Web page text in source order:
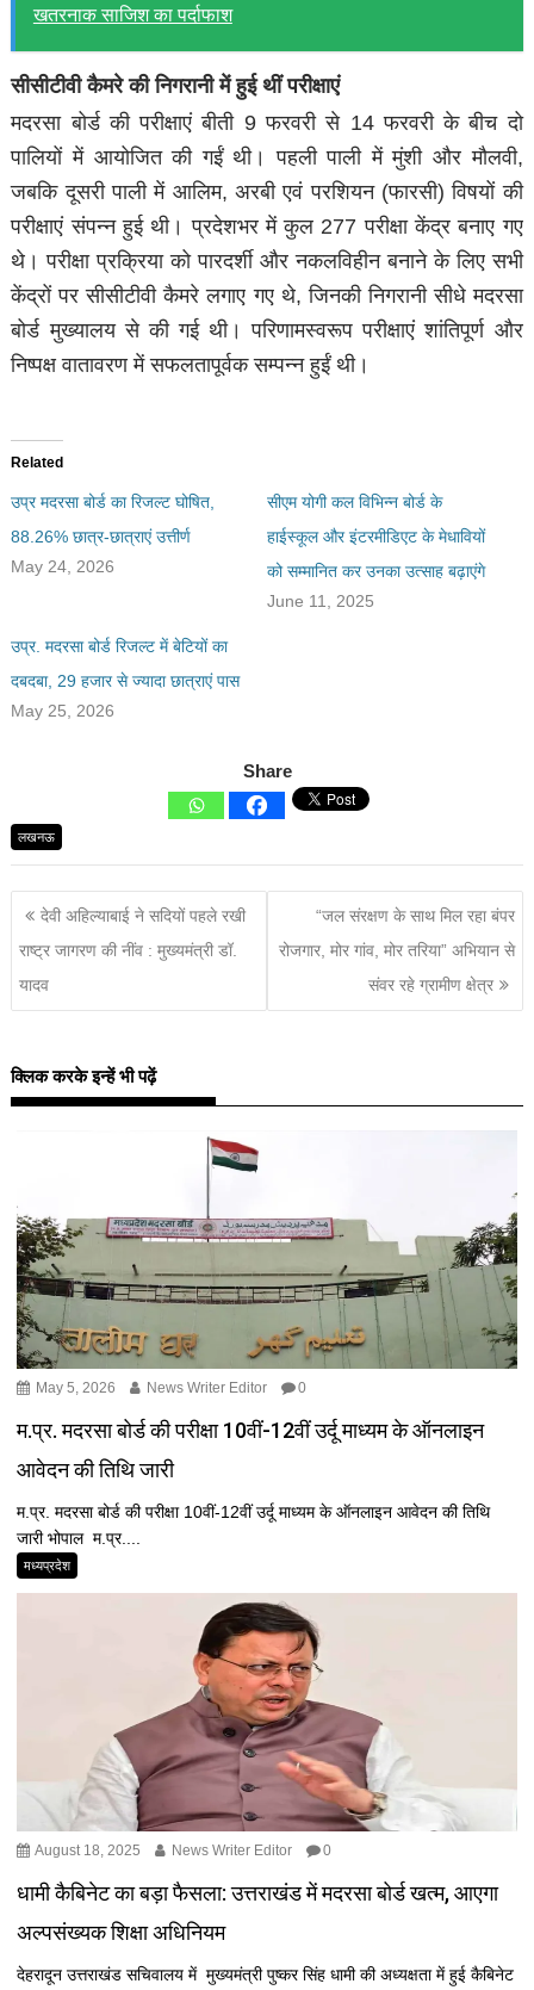
खतरनाक साजिश का पर्दाफाश
सीसीटीवी कैमरे की निगरानी में हुई थीं परीक्षाएं
मदरसा बोर्ड की परीक्षाएं बीती 9 फरवरी से 14 फरवरी के बीच दो
पालियों में आयोजित की गईं थी। पहली पाली में मुंशी और मौलवी,
जबकि दूसरी पाली में आलिम, अरबी एवं परशियन (फारसी) विषयों की
परीक्षाएं संपन्न हुई थी। प्रदेशभर में कुल 277 परीक्षा केंद्र बनाए गए
थे। परीक्षा प्रक्रिया को पारदर्शी और नकलविहीन बनाने के लिए सभी
केंद्रों पर सीसीटीवी कैमरे लगाए गए थे, जिनकी निगरानी सीधे मदरसा
बोर्ड मुख्यालय से की गई थी। परिणामस्वरूप परीक्षाएं शांतिपूर्ण और
निष्पक्ष वातावरण में सफलतापूर्वक सम्पन्न हुईं थी।
Related
उप्र मदरसा बोर्ड का रिजल्ट घोषित,
88.26% छात्र-छात्राएं उत्तीर्ण
May 24, 2026
सीएम योगी कल विभिन्न बोर्ड के
हाईस्कूल और इंटरमीडिएट के मेधावियों
को सम्मानित कर उनका उत्साह बढ़ाएंगे
June 11, 2025
उप्र. मदरसा बोर्ड रिजल्ट में बेटियों का
दबदबा, 29 हजार से ज्यादा छात्राएं पास
May 25, 2026
Share
लखनऊ
देवी अहिल्याबाई ने सदियों पहले रखी
राष्ट्र जागरण की नींव : मुख्यमंत्री डॉ.
यादव
“जल संरक्षण के साथ मिल रहा बंपर
रोजगार, मोर गांव, मोर तरिया” अभियान से
संवर रहे ग्रामीण क्षेत्र
क्लिक करके इन्हें भी पढ़ें
May 5, 2026 News Writer Editor 0
म.प्र. मदरसा बोर्ड की परीक्षा 10वीं-12वीं उर्दू माध्यम के ऑनलाइन
आवेदन की तिथि जारी
म.प्र. मदरसा बोर्ड की परीक्षा 10वीं-12वीं उर्दू माध्यम के ऑनलाइन आवेदन की तिथि
जारी भोपाल म.प्र....
मध्यप्रदेश
August 18, 2025 News Writer Editor 0
धामी कैबिनेट का बड़ा फैसला: उत्तराखंड में मदरसा बोर्ड खत्म, आएगा
अल्पसंख्यक शिक्षा अधिनियम
देहरादून उत्तराखंड सचिवालय में मुख्यमंत्री पुष्कर सिंह धामी की अध्यक्षता में हुई कैबिनेट